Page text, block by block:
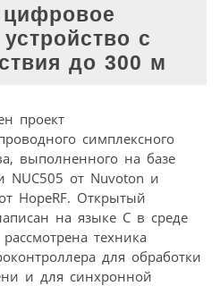
с
до 300 м
проект
симплексного
выполненного на базе
NUC505 от Nuvoton и
HopeRF. Открытый
на языке С в среде
техника
для обработки
и для синхронной